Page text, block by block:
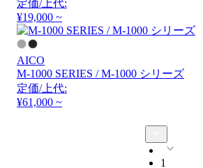
定価/上代:
¥19,000 ~
AICO
M-1000 SERIES / M-1000 シリーズ
定価/上代:
¥61,000 ~
1